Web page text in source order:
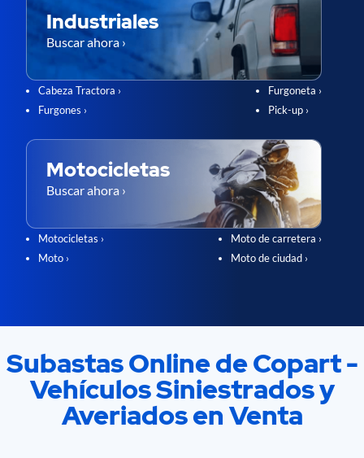
Industriales
Buscar ahora ›
Cabeza Tractora ›
Furgones ›
Furgoneta ›
Pick-up ›
Motocicletas
Buscar ahora ›
Motocicletas ›
Moto ›
Moto de carretera ›
Moto de ciudad ›
Subastas Online de Copart -
Vehículos Siniestrados y
Averiados en Venta